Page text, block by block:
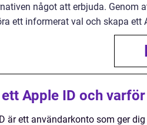
något att erbjuda. Genom
ett informerat val och skapa ett
Apple ID och
är ett användarkonto som ger